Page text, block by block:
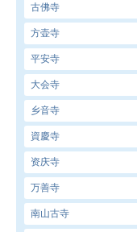
古佛寺
方壶寺
平安寺
大会寺
乡音寺
資慶寺
资庆寺
万善寺
南山古寺